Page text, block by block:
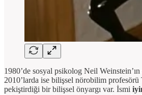
1980’de sosyal psikolog Neil
2010’larda ise bilişsel nörobilim profesörü
pekiştirdiği bir bilişsel önyargı var. İsmi